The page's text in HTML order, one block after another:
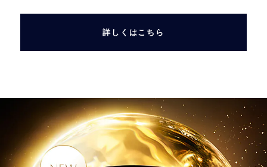
詳しくはこちら